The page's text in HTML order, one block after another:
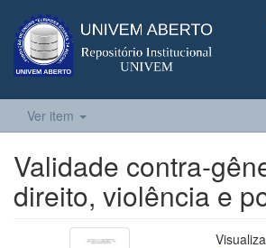
Ver item
Validade contra-
direito, violência e